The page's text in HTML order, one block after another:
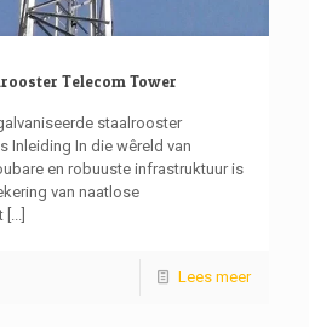
Telecom Tower
staalrooster
Inleiding In die wêreld van
en robuuste infrastruktuur is
van naatlose
[...]
Lees meer